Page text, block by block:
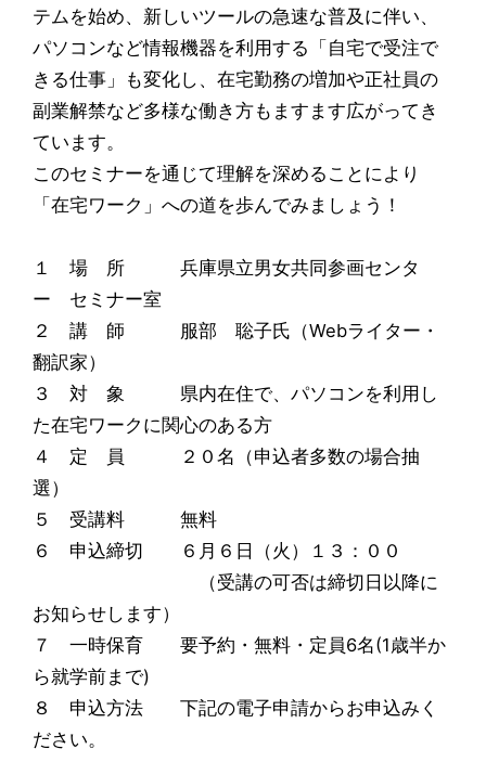
テムを始め、新しいツールの急速な普及に伴い、
パソコンなど情報機器を利用する「自宅で受注で
きる仕事」も変化し、在宅勤務の増加や正社員の
副業解禁など多様な働き方もますます広がってき
ています。
このセミナーを通じて理解を深めることにより
「在宅ワーク」への道を歩んでみましょう！
１ 場 所 兵庫県立男女共同参画センタ
ー セミナー室
２ 講 師 服部 聡子氏（Webライター・
翻訳家）
３ 対 象 県内在住で、パソコンを利用し
た在宅ワークに関心のある方
４ 定 員 ２０名（申込者多数の場合抽
選）
５ 受講料 無料
６ 申込締切 ６月６日（火）１３：００
（受講の可否は締切日以降に
お知らせします）
７ 一時保育 要予約・無料・定員6名(1歳半か
ら就学前まで)
８ 申込方法 下記の電子申請からお申込みく
ださい。